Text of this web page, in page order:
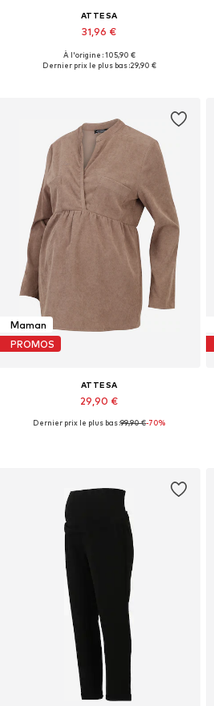
ATTESA
31,96 €
Tailles disponibles: XS, S
À l'origine : 105,90 €
Dernier prix le plus bas :29,90 €
Maman
PROMOS
ATTESA
29,90 €
Tailles disponibles: XS, S, XL
Dernier prix le plus bas :99,90 €-70%